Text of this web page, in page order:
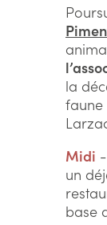
la
faune
Midi
un
base